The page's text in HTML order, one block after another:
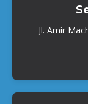
Jl. Amir